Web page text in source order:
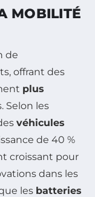
MOBILITÉ
de
offrant des
plus
Selon les
véhicules
de 40 %
croissant pour
dans les
les batteries